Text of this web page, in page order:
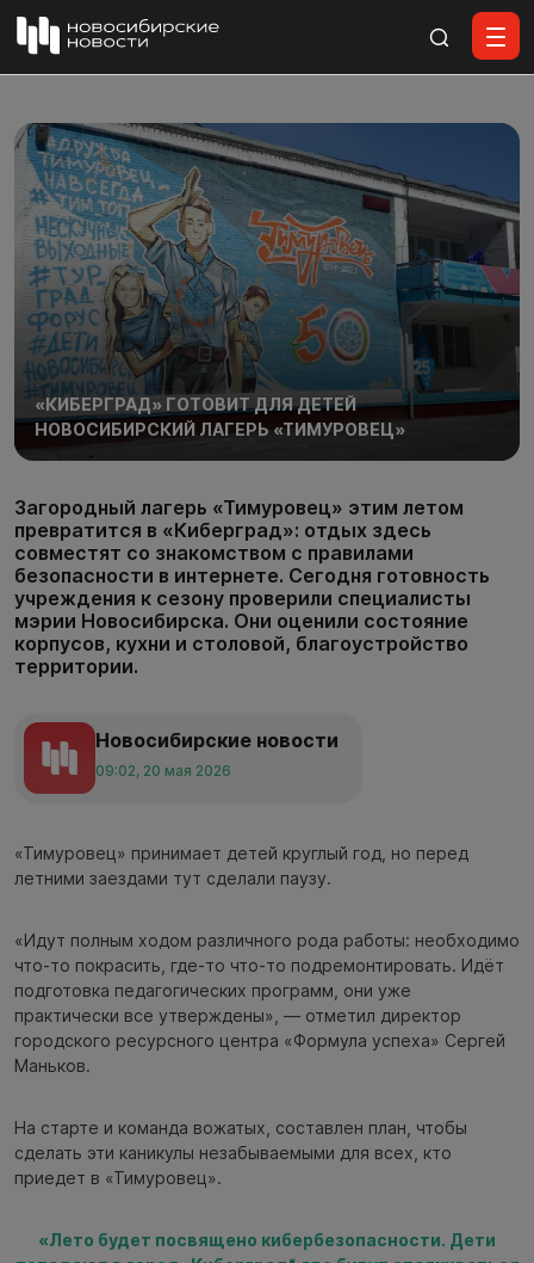
«КИБЕРГРАД» ГОТОВИТ ДЛЯ ДЕТЕЙ
НОВОСИБИРСКИЙ ЛАГЕРЬ «ТИМУРОВЕЦ»
Загородный лагерь «Тимуровец» этим летом
превратится в «Киберград»: отдых здесь
совместят со знакомством с правилами
безопасности в интернете. Сегодня готовность
учреждения к сезону проверили специалисты
мэрии Новосибирска. Они оценили состояние
корпусов, кухни и столовой, благоустройство
территории.
Новосибирские новости
09:02, 20 мая 2026
«Тимуровец» принимает детей круглый год, но перед
летними заездами тут сделали паузу.
«Идут полным ходом различного рода работы: необходимо
что-то покрасить, где-то что-то подремонтировать. Идёт
подготовка педагогических программ, они уже
практически все утверждены», — отметил директор
городского ресурсного центра «Формула успеха» Сергей
Маньков.
На старте и команда вожатых, составлен план, чтобы
сделать эти каникулы незабываемыми для всех, кто
приедет в «Тимуровец».
«Лето будет посвящено кибербезопасности. Дети